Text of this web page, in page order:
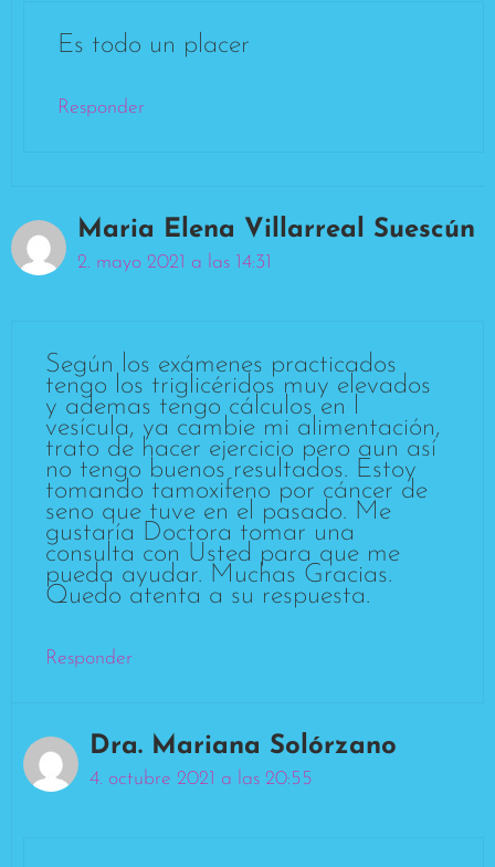
Es todo un placer
Responder
Maria Elena Villarreal Suescún
2. mayo 2021 a las 14:31
Según los exámenes practicados
tengo los triglicéridos muy elevados
y ademas tengo cálculos en l
vesícula, ya cambie mi alimentación,
trato de hacer ejercicio pero aun así
no tengo buenos resultados. Estoy
tomando tamoxifeno por cáncer de
seno que tuve en el pasado. Me
gustaría Doctora tomar una
consulta con Usted para que me
pueda ayudar. Muchas Gracias.
Quedo atenta a su respuesta.
Responder
Dra. Mariana Solórzano
4. octubre 2021 a las 20:55